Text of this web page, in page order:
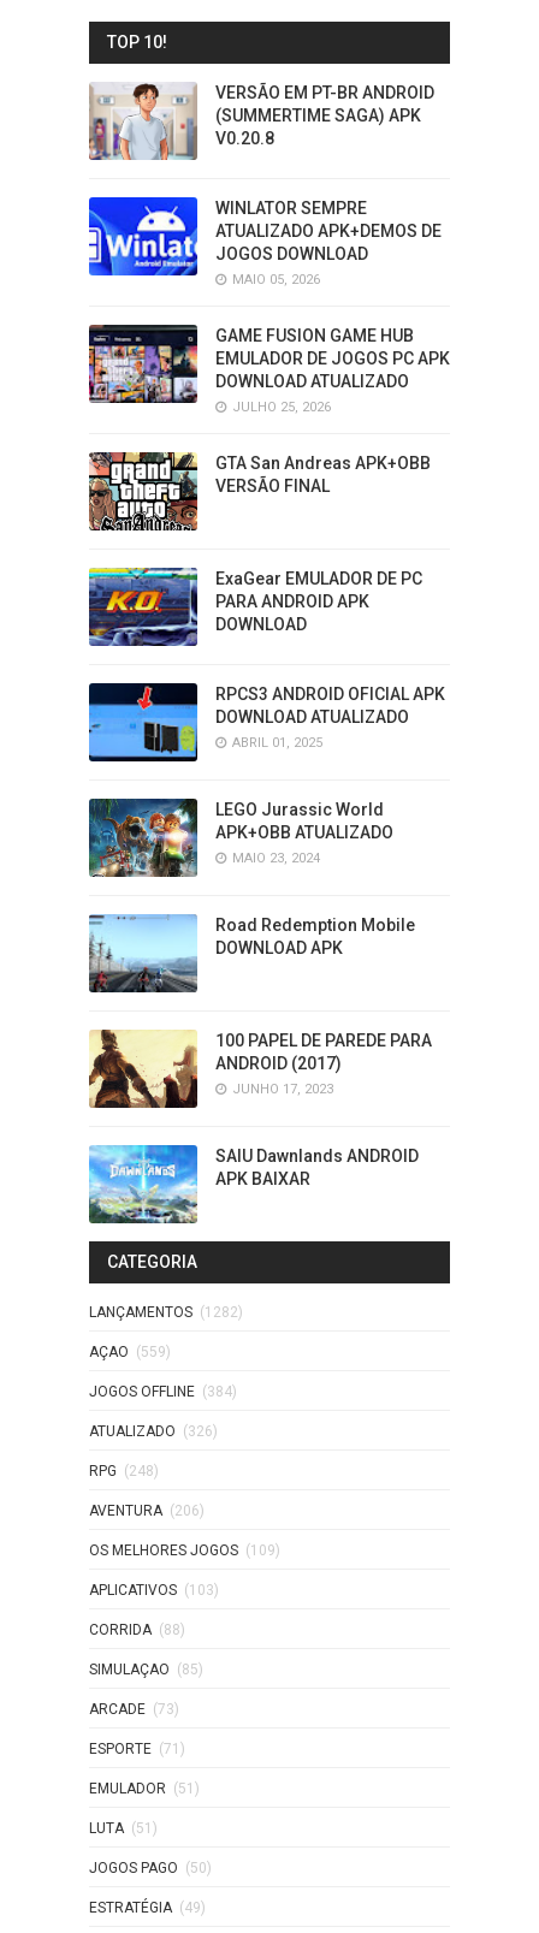
TOP 10!
VERSÃO EM PT-BR ANDROID
(SUMMERTIME SAGA) APK
V0.20.8
WINLATOR SEMPRE
ATUALIZADO APK+DEMOS DE
JOGOS DOWNLOAD
MAIO 05, 2026
GAME FUSION GAME HUB
EMULADOR DE JOGOS PC APK
DOWNLOAD ATUALIZADO
JULHO 25, 2026
GTA San Andreas APK+OBB
VERSÃO FINAL
ExaGear EMULADOR DE PC
PARA ANDROID APK
DOWNLOAD
RPCS3 ANDROID OFICIAL APK
DOWNLOAD ATUALIZADO
ABRIL 01, 2025
LEGO Jurassic World
APK+OBB ATUALIZADO
MAIO 23, 2024
Road Redemption Mobile
DOWNLOAD APK
100 PAPEL DE PAREDE PARA
ANDROID (2017)
JUNHO 17, 2023
SAIU Dawnlands ANDROID
APK BAIXAR
CATEGORIA
LANÇAMENTOS (1282)
AÇAO (559)
JOGOS OFFLINE (384)
ATUALIZADO (326)
RPG (248)
AVENTURA (206)
OS MELHORES JOGOS (109)
APLICATIVOS (103)
CORRIDA (88)
SIMULAÇAO (85)
ARCADE (73)
ESPORTE (71)
EMULADOR (51)
LUTA (51)
JOGOS PAGO (50)
ESTRATÉGIA (49)